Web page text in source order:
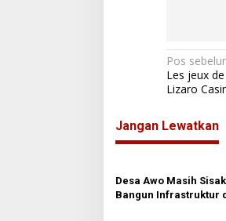
N
a
i
a
s
Pos
Les jeux
Lizaro
Jangan Lewatkan
Desa Awo Masih
Bangun Infrastruktur